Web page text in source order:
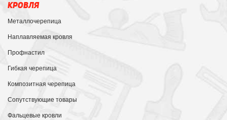
КРОВЛЯ
Металлочерепица
Наплавляемая кровля
Профнастил
Гибкая черепица
Композитная черепица
Сопутствующие товары
Фальцевые кровли